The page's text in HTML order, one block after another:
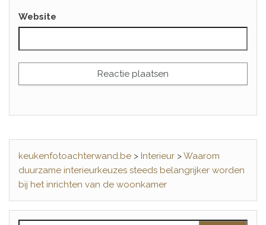
Website
keukenfotoachterwand.be > Interieur >Waarom
duurzame interieurkeuzes steeds belangrijker worden
bij het inrichten van de woonkamer